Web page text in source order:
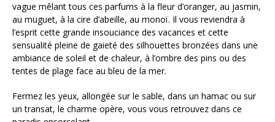
vague mêlant tous ces parfums à la fleur d’oranger, au jasmin,
au muguet, à la cire d’abeille, au monoï. Il vous reviendra à
l’esprit cette grande insouciance des vacances et cette
sensualité pleine de gaieté des silhouettes bronzées dans une
ambiance de soleil et de chaleur, à l’ombre des pins ou des
tentes de plage face au bleu de la mer.
Fermez les yeux, allongée sur le sable, dans un hamac ou sur
un transat, le charme opère, vous vous retrouvez dans ce